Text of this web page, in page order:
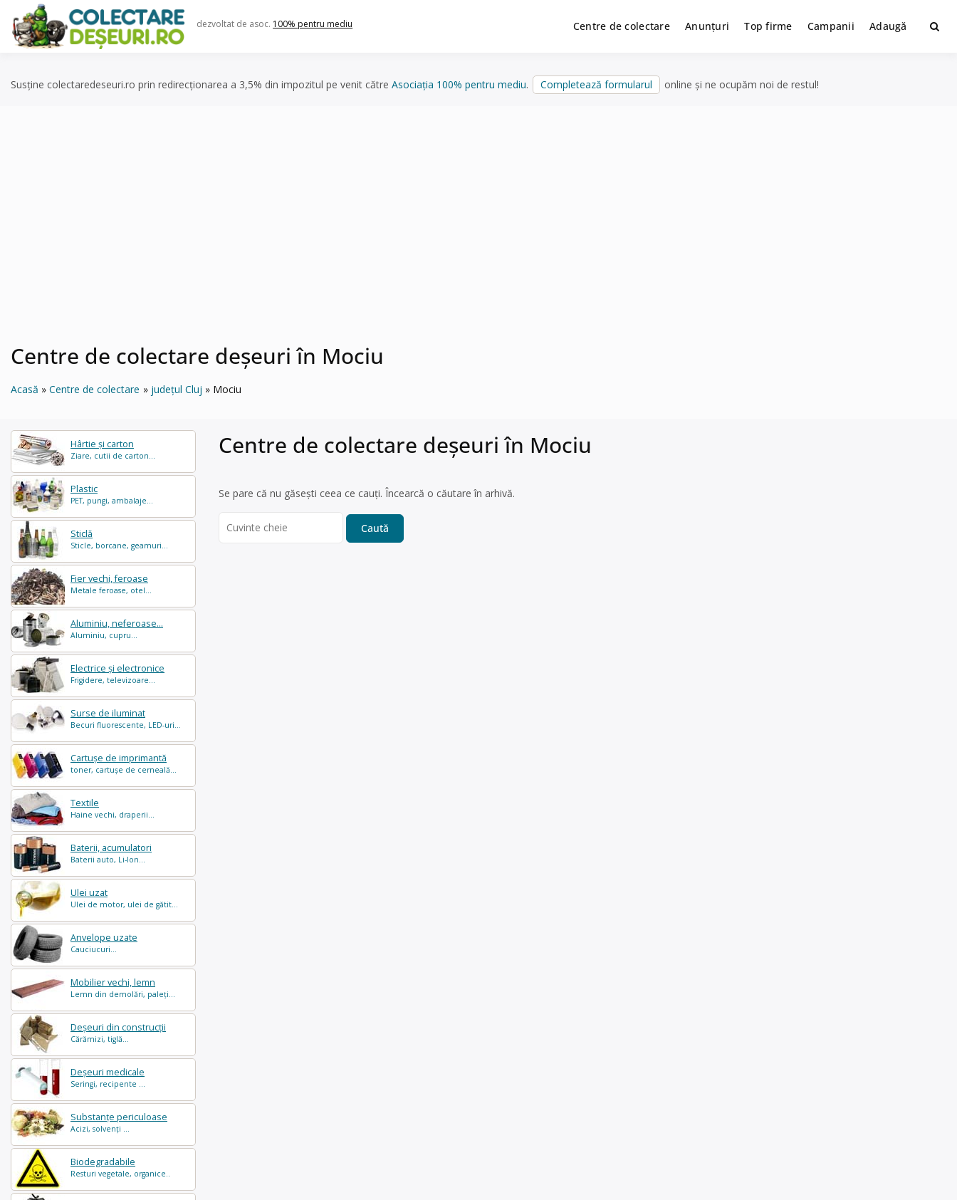
content
dezvoltat de asoc. 100% pentru mediu Centre de colectare Anunțuri Top firme Campanii Adaugă
Susține colectaredeseuri.ro prin redirecționarea a 3,5% din impozitul pe venit către Asociația 100% pentru mediu. Completează formularul online și ne ocupăm noi de restul!
Centre de colectare deșeuri în Mociu
Acasă Centre de colectare județul Cluj Mociu
Hârtie și carton
Ziare, cutii de carton...
Plastic
PET, pungi, ambalaje...
Sticlă
Sticle, borcane, geamuri...
Fier vechi, feroase
Metale feroase, otel...
Aluminiu, neferoase...
Aluminiu, cupru...
Electrice și electronice
Frigidere, televizoare...
Surse de iluminat
Becuri fluorescente, LED-uri...
Cartușe de imprimantă
toner, cartușe de cerneală...
Textile
Haine vechi, draperii...
Baterii, acumulatori
Baterii auto, Li-Ion...
Ulei uzat
Ulei de motor, ulei de gătit...
Anvelope uzate
Cauciucuri...
Mobilier vechi, lemn
Lemn din demolări, paleți...
Deșeuri din construcții
Cărămizi, tiglă...
Deșeuri medicale
Seringi, recipente ...
Substanțe periculoase
Acizi, solvenți ...
Biodegradabile
Resturi vegetale, organice..
Centre de colectare deșeuri în Mociu
Se pare că nu găsești ceea ce cauți. Încearcă o căutare în arhivă.
for: